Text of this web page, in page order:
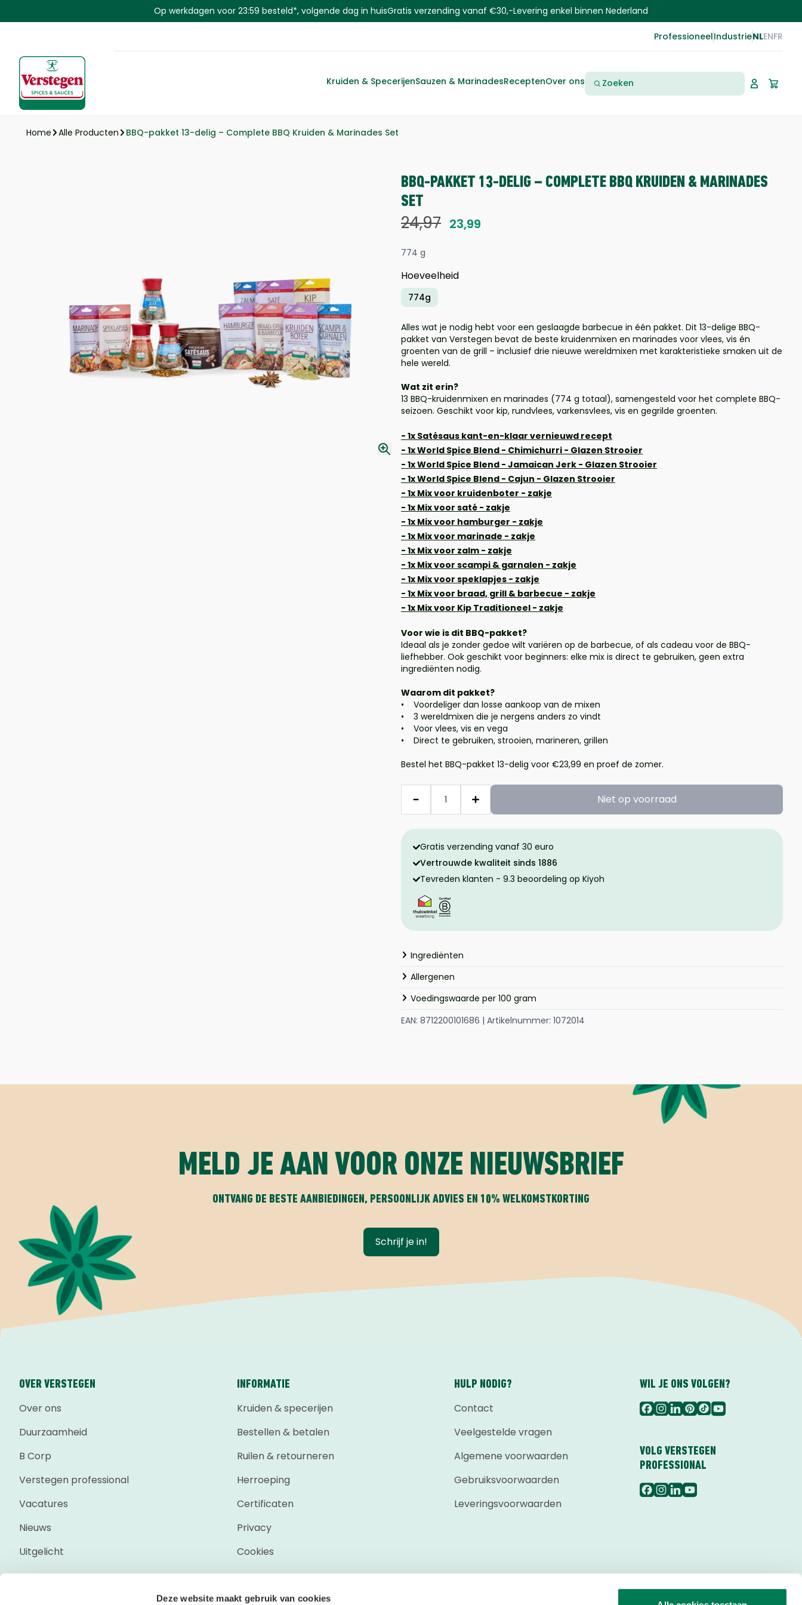
Deze website maakt gebruik van cookies
Op werkdagen voor 23:59 besteld*, volgende dag in huisGratis verzending vanaf €30,-Levering enkel binnen Nederland
ProfessioneelIndustrieNLENFR
Kruiden & SpecerijenSauzen & MarinadesReceptenOver onsZoeken
Home Alle Producten BBQ-pakket 13-delig – Complete BBQ Kruiden & Marinades Set
BBQ-PAKKET 13-DELIG – COMPLETE BBQ KRUIDEN & MARINADES
SET
24,97 23,99
774 g
Hoeveelheid
774g
Alles wat je nodig hebt voor een geslaagde barbecue in één pakket. Dit 13-delige BBQ-
pakket van Verstegen bevat de beste kruidenmixen en marinades voor vlees, vis én
groenten van de grill – inclusief drie nieuwe wereldmixen met karakteristieke smaken uit de
hele wereld.
Wat zit erin?
13 BBQ-kruidenmixen en marinades (774 g totaal), samengesteld voor het complete BBQ-
seizoen. Geschikt voor kip, rundvlees, varkensvlees, vis en gegrilde groenten.
- 1x Satésaus kant-en-klaar vernieuwd recept
- 1x World Spice Blend - Chimichurri - Glazen Strooier
- 1x World Spice Blend - Jamaican Jerk - Glazen Strooier
- 1x World Spice Blend - Cajun - Glazen Strooier
- 1x Mix voor kruidenboter - zakje
- 1x Mix voor saté - zakje
- 1x Mix voor hamburger - zakje
- 1x Mix voor marinade - zakje
- 1x Mix voor zalm - zakje
- 1x Mix voor scampi & garnalen - zakje
- 1x Mix voor speklapjes - zakje
- 1x Mix voor braad, grill & barbecue - zakje
- 1x Mix voor Kip Traditioneel - zakje
Voor wie is dit BBQ-pakket?
Ideaal als je zonder gedoe wilt variëren op de barbecue, of als cadeau voor de BBQ-
liefhebber. Ook geschikt voor beginners: elke mix is direct te gebruiken, geen extra
ingrediënten nodig.
Waarom dit pakket?
• Voordeliger dan losse aankoop van de mixen
• 3 wereldmixen die je nergens anders zo vindt
• Voor vlees, vis en vega
• Direct te gebruiken, strooien, marineren, grillen
Bestel het BBQ-pakket 13-delig voor €23,99 en proef de zomer.
Niet op voorraad
Gratis verzending vanaf 30 euro
Vertrouwde kwaliteit sinds 1886
Tevreden klanten - 9.3 beoordeling op Kiyoh
Ingrediënten
Allergenen
Voedingswaarde per 100 gram
EAN: 8712200101686 | Artikelnummer: 1072014
MELD JE AAN VOOR ONZE NIEUWSBRIEF
ONTVANG DE BESTE AANBIEDINGEN, PERSOONLIJK ADVIES EN 10% WELKOMSTKORTING
Schrijf je in!
OVER VERSTEGEN
Over ons
Duurzaamheid
B Corp
Verstegen professional
Vacatures
Nieuws
Uitgelicht
INFORMATIE
Kruiden & specerijen
Bestellen & betalen
Ruilen & retourneren
Herroeping
Certificaten
Privacy
Cookies
HULP NODIG?
Contact
Veelgestelde vragen
Algemene voorwaarden
Gebruiksvoorwaarden
Leveringsvoorwaarden
WIL JE ONS VOLGEN?
VOLG VERSTEGEN
PROFESSIONAL